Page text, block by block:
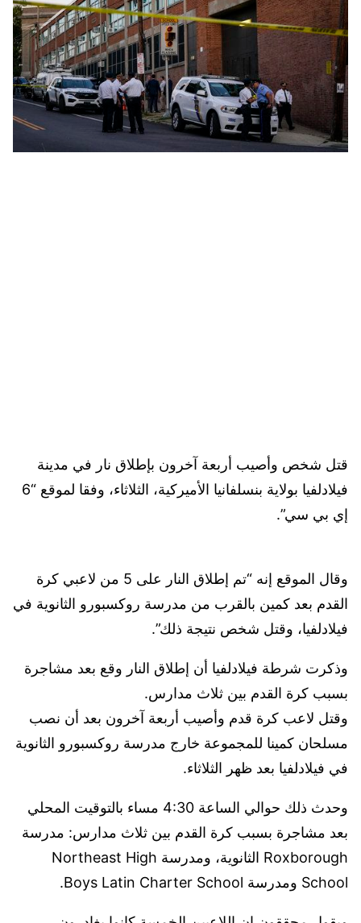
قتل شخص وأصيب أربعة آخرون بإطلاق نار في مدينة
فيلادلفيا بولاية بنسلفانيا الأميركية، الثلاثاء، وفقا لموقع “6
إي بي سي”.
وقال الموقع إنه “تم إطلاق النار على 5 من لاعبي كرة
القدم بعد كمين بالقرب من مدرسة روكسبورو الثانوية في
فيلادلفيا، وقتل شخص نتيجة ذلك”.
وذكرت شرطة فيلادلفيا أن إطلاق النار وقع بعد مشاجرة
بسبب كرة القدم بين ثلاث مدارس.
وقتل لاعب كرة قدم وأصيب أربعة آخرون بعد أن نصب
مسلحان كمينا للمجموعة خارج مدرسة روكسبورو الثانوية
في فيلادلفيا بعد ظهر الثلاثاء.
وحدث ذلك حوالي الساعة 4:30 مساء بالتوقيت المحلي
بعد مشاجرة بسبب كرة القدم بين ثلاث مدارس: مدرسة
Roxborough الثانوية، ومدرسة Northeast High
School ومدرسة Boys Latin Charter School.